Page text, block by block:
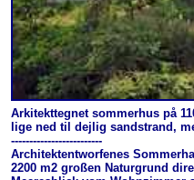
Arkitekttegnet sommerhus på
lige ned til dejlig sandstrand,
-------------------------
Architektentworfenes
2200 m2 großen Naturgrund